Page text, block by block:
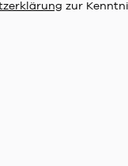
zur